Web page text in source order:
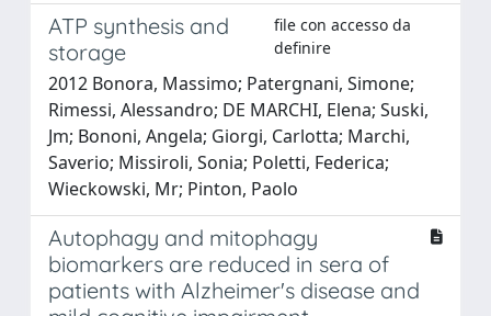
ATP synthesis and
storage
file con accesso da
definire
2012 Bonora, Massimo; Patergnani, Simone;
Rimessi, Alessandro; DE MARCHI, Elena; Suski,
Jm; Bononi, Angela; Giorgi, Carlotta; Marchi,
Saverio; Missiroli, Sonia; Poletti, Federica;
Wieckowski, Mr; Pinton, Paolo
Autophagy and mitophagy
biomarkers are reduced in sera of
patients with Alzheimer's disease and